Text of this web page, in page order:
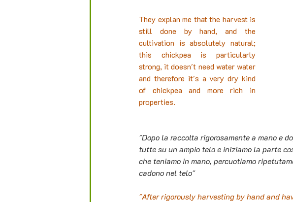
They explan me that the harvest is
still done by hand, and the
cultivation is absolutely natural;
this chickpea is particularly
strong, it doesn't need water water
and therefore it's a very dry kind
of chickpea and more rich in
properties.
"Dopo la raccolta rigorosamente a mano e
tutte su un ampio telo e iniziamo la parte
che teniamo in mano, percuotiamo
cadono nel telo"
"After rigorously harvesting by hand and